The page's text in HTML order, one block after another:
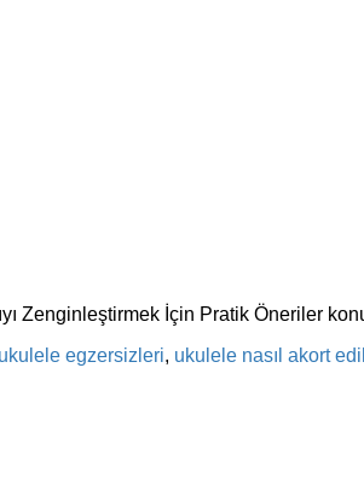
Zenginleştirmek İçin Pratik Öneriler
ukulele egzersizleri, ukulele nasıl akort